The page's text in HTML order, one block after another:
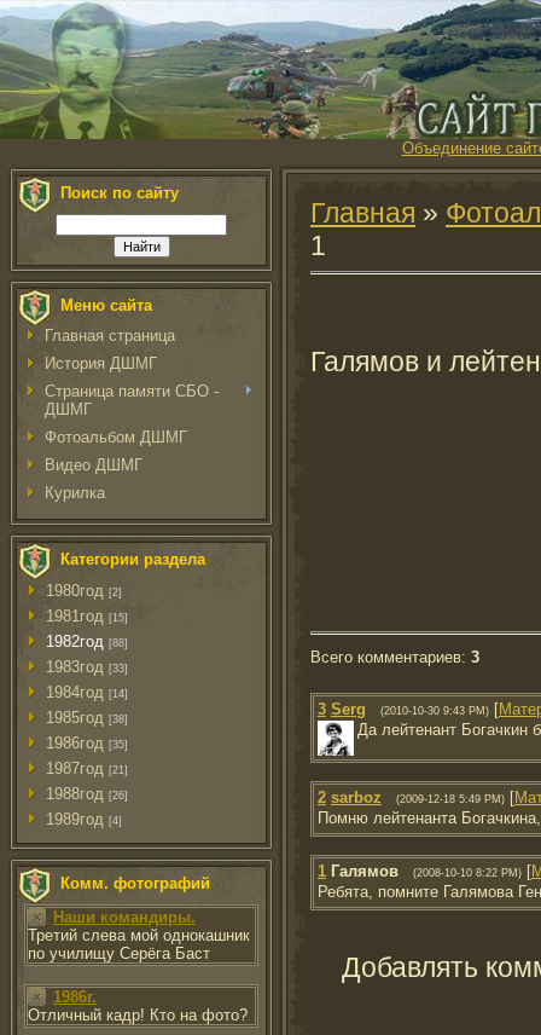
Объединение
Поиск по сайту
Меню сайта
Главная страница
История ДШМГ
Страница памяти СБО -
ДШМГ
Фотоальбом ДШМГ
Видео ДШМГ
Курилка
Категории раздела
1980год [2]
1981год [15]
1982год [88]
1983год [33]
1984год [14]
1985год [38]
1986год [35]
1987год [21]
1988год [26]
1989год [4]
Комм. фотографий
Наши командиры.
Третий слева мой однокашник
по училищу Серёга Баст
1986г.
Отличный кадр! Кто на фото?
Главная »
1
Галямов и
Всего комментариев: 3
3 Serg (2010-10-30 9:43 PM) [
Да лейтенант Богачкин
2 sarboz (2009-12-18 5:49 PM) [
Помню лейтенанта
1 Галямов (2008-10-10 8:22 PM) [
Ребята, помните Галямова
Добавлять